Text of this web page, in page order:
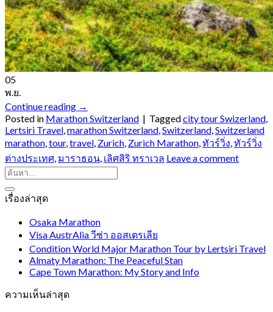
05
พ.ย.
Continue reading →
Posted in Marathon Switzerland | Taggedcity tour Swizerland
Lertsiri Travel marathon Switzerland Switzerland Switzerland
marathon tour, travel Zurich Zurich Marathon ทัวร์วิ่ง ทัวร์วิ่ง
ต่างประเทศ มาราธอน เลิศสิริ ทราเวล Leave a comment
เรื่องล่าสุด
Osaka Marathon
Visa AustrAlia วีซ่า ออสเตรเลีย
Condition World Major Marathon Tour by Lertsiri Travel
Almaty Marathon: The Peaceful Stan
Cape Town Marathon: My Story and Info
ความเห็นล่าสุด